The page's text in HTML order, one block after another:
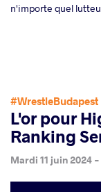
n'importe quel
#WrestleBudapest
L'or pour
Ranking
Mardi 11 juin 2024 -